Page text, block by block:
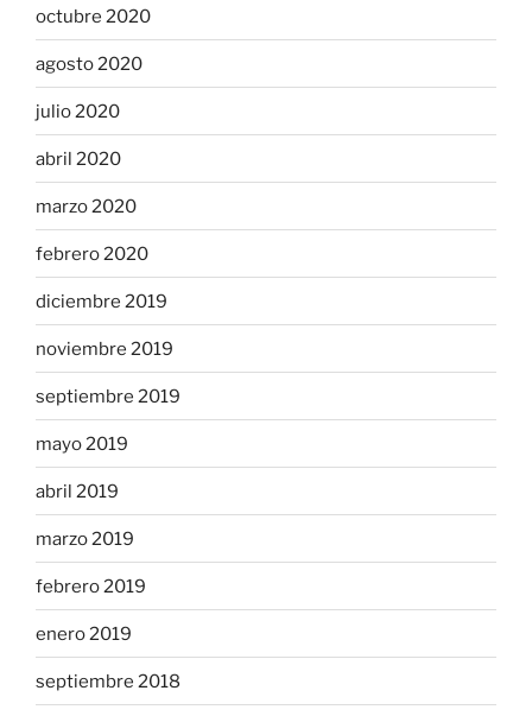
octubre 2020
agosto 2020
julio 2020
abril 2020
marzo 2020
febrero 2020
diciembre 2019
noviembre 2019
septiembre 2019
mayo 2019
abril 2019
marzo 2019
febrero 2019
enero 2019
septiembre 2018